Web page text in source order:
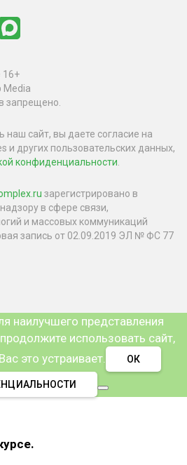
16+
Media
запрещено.
наш сайт, вы даете согласие на
и других пользовательских данных,
конфиденциальности
зарегистрировано в
в сфере связи,
и массовых коммуникаций
запись от 02.09.2019 ЭЛ № ФС 77
наилучшего представления
использовать сайт,
это устраивает.
ОК